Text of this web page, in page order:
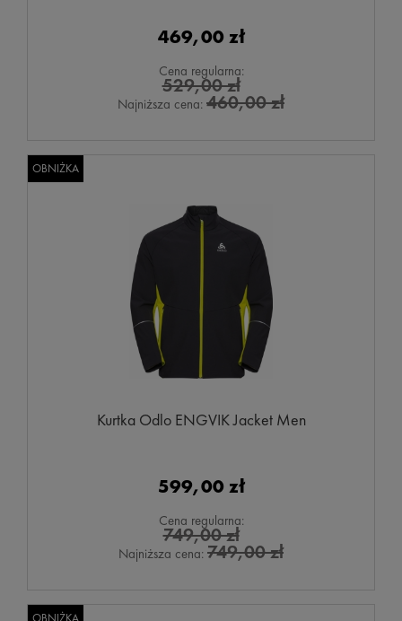
469,00 zł
Cena regularna:
529,00 zł
Najniższa cena: 460,00 zł
Kurtka Odlo ENGVIK Jacket Men
599,00 zł
Cena regularna:
749,00 zł
Najniższa cena: 749,00 zł
OBNIŻKA
OBNIŻKA